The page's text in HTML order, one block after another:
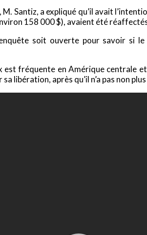
Santiz, a expliqué qu’il avait
158 000 $), avaient été
soit ouverte pour savoir si
fréquente en Amérique centrale
libération, après qu’il n’a pas non